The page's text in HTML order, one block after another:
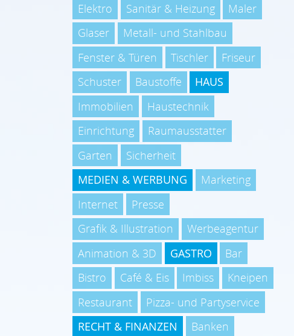
Elektro
Sanitär & Heizung
Maler
Glaser
Metall- und Stahlbau
Fenster & Türen
Tischler
Friseur
Schuster
Baustoffe
HAUS
Immobilien
Haustechnik
Einrichtung
Raumausstatter
Garten
Sicherheit
MEDIEN & WERBUNG
Marketing
Internet
Presse
Grafik & Illustration
Werbeagentur
Animation & 3D
GASTRO
Bar
Bistro
Café & Eis Imbiss
Kneipen
Restaurant
Pizza- und Partyservice
RECHT & FINANZEN
Banken